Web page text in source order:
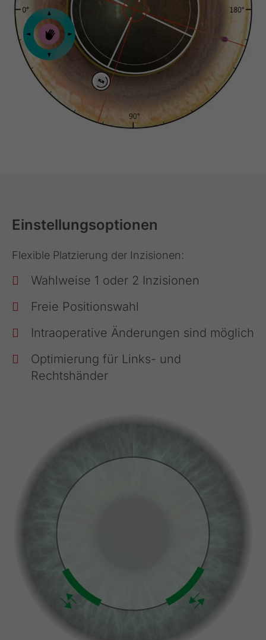
Einstellungsoptionen
Flexible Platzierung der Inzisionen:
Wahlweise 1 oder 2 Inzisionen
Freie Positionswahl
Intraoperative Änderungen sind möglich
Optimierung für Links- und
Rechtshänder